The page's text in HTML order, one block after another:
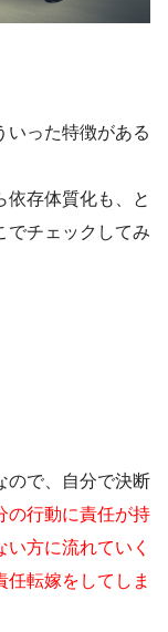
いった特徴がある
依存体質化も、と
でチェックしてみ
ので、自分で決断
の行動に責任が持
方に流れていく
任転嫁をしてしま